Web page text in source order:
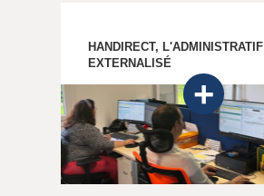
HANDIRECT, L'ADMINISTRATIF
EXTERNALISÉ